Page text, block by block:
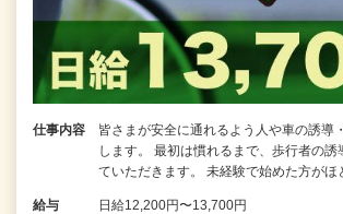
仕事内容
皆さまが安全に通れるよう人や車の誘導
します。 最初は慣れるまで、歩行者の誘
ていただきます。 未経験で始めた方が
給与 日給12,200円〜13,700円